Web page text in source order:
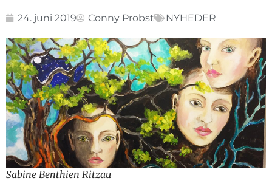
24. juni 2019 Conny Probst NYHEDER
Sabine Benthien Ritzau